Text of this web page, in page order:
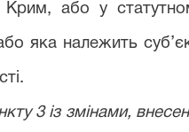
Крим, або у
яка належить
3 із змінами,